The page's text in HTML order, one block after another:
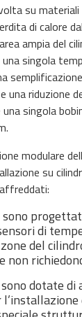
su
di calore
ampia del
singola
una riduzione
singola
modulare
su
sono
di
del
non
sono dotate di